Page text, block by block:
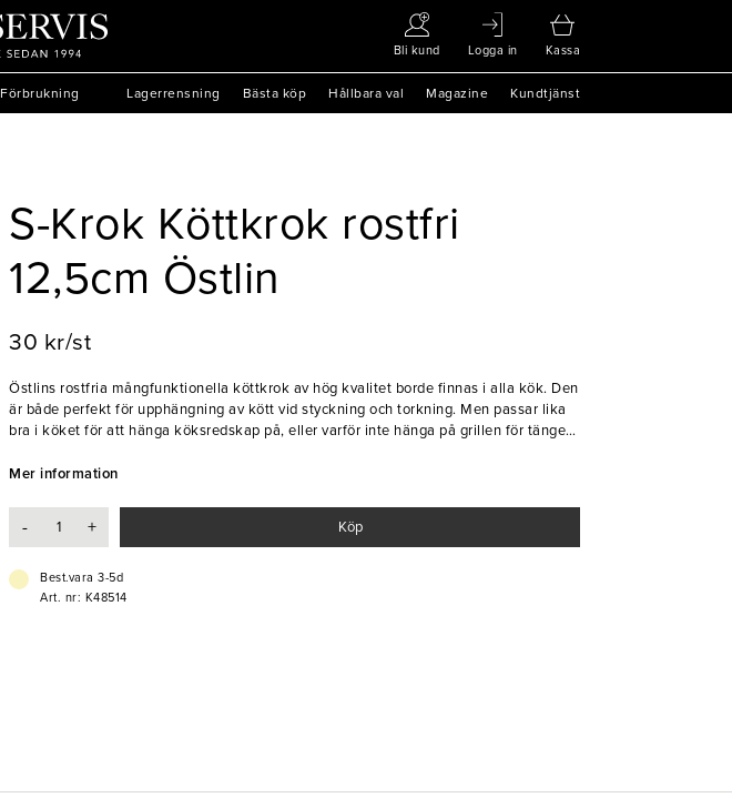
Bli kund Logga in Kassa
Förbrukning Lagerrensning Bästa köp Hållbara val Magazine Kundtjänst
S-Krok Köttkrok rostfri
12,5cm Östlin
30 kr/st
Östlins rostfria mångfunktionella köttkrok av hög kvalitet borde finnas i alla kök. Den
är både perfekt för upphängning av kött vid styckning och torkning. Men passar lika
bra i köket för att hänga köksredskap på, eller varför inte hänga på grillen för tänger
- Mångfunktionell
Mer information
- + Köp
Best.vara 3-5d
Art. nr: K48514